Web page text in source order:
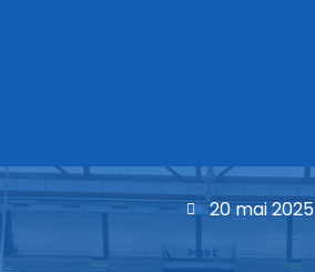
20 mai 2025